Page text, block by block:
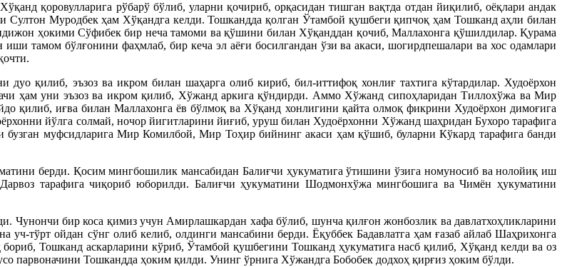
қоровулларига рўбарў бўлиб, уларни қочириб, орқасидан тишган вақтда отдан йиқилиб, оёқлари андак
Муродбек ҳам Хўқандга келди. Тошкандда қолган Ўтамбой қушбеги қипчоқ ҳам Тошканд аҳли билан
ҳокими Сўфибек бир неча тамоми ва қўшини билан Хўқанддан қочиб, Маллахонга қўшилдилар. Қурама
тамом бўлғонини фаҳмлаб, бир кеча эл аёғи босилгандан ўзи ва акаси, шогирдпешалари ва хос одамлари
қилиб, эъзоз ва икром билан шаҳарга олиб кириб, бил-иттифоқ хонлиғ тахтига кўтардилар. Худоёрхон
ҳам уни эъзоз ва икром қилиб, Хўжанд аркига қўндирди. Аммо Хўжанд сипоҳларидан Тиллохўжа ва Мир
қилиб, иғва билан Маллахонга ёв бўлмоқ ва Хўқанд хонлигини қайта олмоқ фикрини Худоёрхон димоғига
йўлга солмай, ночор йигитларини йиғиб, уруш билан Худоёрхонни Хўжанд шаҳридан Бухоро тарафига
муфсидларига Мир Комилбой, Мир Тоҳир бийнинг акаси ҳам қўшиб, буларни Кўкард тарафига банди
берди. Қосим мингбошилик мансабидан Балиғчи ҳукуматига ўтишини ўзига номуносиб ва нолойиқ иш
тарафига чиқориб юборилди. Балиғчи ҳукуматини Шодмонхўжа мингбошига ва Чимён ҳукуматини
Чунончи бир коса қимиз учун Амирлашкардан хафа бўлиб, шунча қилғон жонбозлик ва давлатхоҳликларини
уч-тўрт ойдан сўнг олиб келиб, олдинги мансабини берди. Ёқуббек Бадавлатга ҳам ғазаб айлаб Шаҳрихонга
Тошканд аскарларини кўриб, Ўтамбой қушбегини Тошканд ҳукуматига насб қилиб, Хўқанд келди ва оз
парвоначини Тошкандда ҳоким қилди. Унинг ўрнига Хўжандга Бобобек додхоҳ қирғиз ҳоким бўлди.